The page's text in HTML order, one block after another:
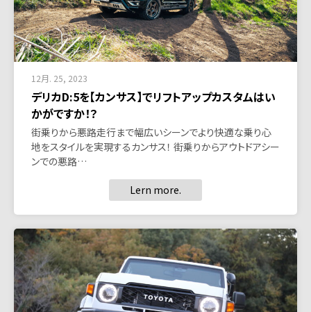
12月. 25, 2023
デリカD:5を【カンサス】でリフトアップカスタムはい
かがですか！？
街乗りから悪路走行まで幅広いシーンでより快適な乗り心
地をスタイルを実現するカンサス！ 街乗りからアウトドアシー
ンでの悪路…
Lern more.